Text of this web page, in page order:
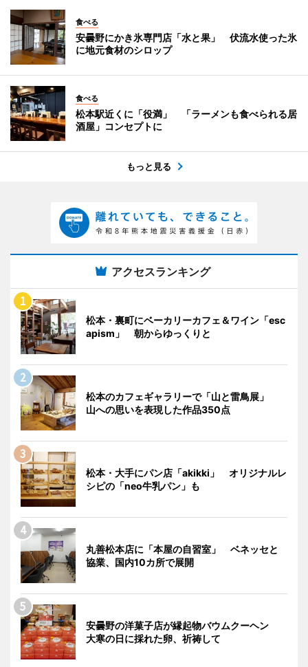
食べる
安曇野にかき氷専門店「水と果」 伏流水使った氷
に地元食材のシロップ
食べる
松本駅近くに「役満」 「ラーメンも食べられる居
酒屋」コンセプトに
もっと見る
アクセスランキング
松本・裏町にベーカリーカフェ＆ワイン「esc
apism」 朝からゆっくりと
松本のカフェギャラリーで「山と雷鳥展」
山への思いを表現した作品350点
松本・大手にパン店「akikki」 オリジナルレ
シピの「neo牛乳パン」も
丸善松本店に「本屋の自習室」 ベネッセと
協業、国内10カ所で展開
安曇野の洋菓子店が縁起物バウムクーヘン
大寒の日に採れた卵、祈祷して